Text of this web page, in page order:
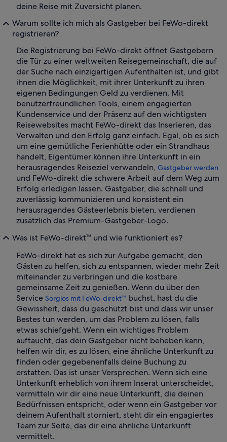
deine Reise mit Zuversicht planen.
Warum sollte ich mich als Gastgeber bei FeWo-direkt
registrieren?
Die Registrierung bei FeWo-direkt öffnet Gastgebern
die Tür zu einer weltweiten Reisegemeinschaft, die auf
der Suche nach einzigartigen Aufenthalten ist, und gibt
ihnen die Möglichkeit, mit ihrer Unterkunft zu ihren
eigenen Bedingungen Geld zu verdienen. Mit
benutzerfreundlichen Tools, einem engagierten
Kundenservice und der Präsenz auf den wichtigsten
Reisewebsites macht FeWo-direkt das Inserieren, das
Verwalten und den Erfolg ganz einfach. Egal, ob es sich
um eine gemütliche Ferienhütte oder ein Strandhaus
handelt, Eigentümer können ihre Unterkunft in ein
herausragendes Reiseziel verwandeln, Gastgeber werden
und FeWo-direkt die schwere Arbeit auf dem Weg zum
Erfolg erledigen lassen. Gastgeber, die schnell und
zuverlässig kommunizieren und konsistent ein
herausragendes Gästeerlebnis bieten, verdienen
zusätzlich das Premium-Gastgeber-Logo.
Was ist FeWo-direkt™ und wie funktioniert es?
FeWo-direkt hat es sich zur Aufgabe gemacht, den
Gästen zu helfen, sich zu entspannen, wieder mehr Zeit
miteinander zu verbringen und die kostbare
gemeinsame Zeit zu genießen. Wenn du über den
Service Sorglos mit FeWo-direkt™ buchst, hast du die
Gewissheit, dass du geschützt bist und dass wir unser
Bestes tun werden, um das Problem zu lösen, falls
etwas schiefgeht. Wenn ein wichtiges Problem
auftaucht, das dein Gastgeber nicht beheben kann,
helfen wir dir, es zu lösen, eine ähnliche Unterkunft zu
finden oder gegebenenfalls deine Buchung zu
erstatten. Das ist unser Versprechen. Wenn sich eine
Unterkunft erheblich von ihrem Inserat unterscheidet,
vermitteln wir dir eine neue Unterkunft, die deinen
Bedürfnissen entspricht, oder wenn ein Gastgeber vor
deinem Aufenthalt storniert, steht dir ein engagiertes
Team zur Seite, das dir eine ähnliche Unterkunft
vermittelt.